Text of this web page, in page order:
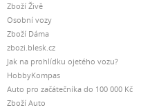
Zboží Živě
Osobní vozy
Zboží Dáma
zbozi.blesk.cz
Jak na prohlídku ojetého vozu?
HobbyKompas
Auto pro začátečníka do 100 000 Kč
Zboží Auto